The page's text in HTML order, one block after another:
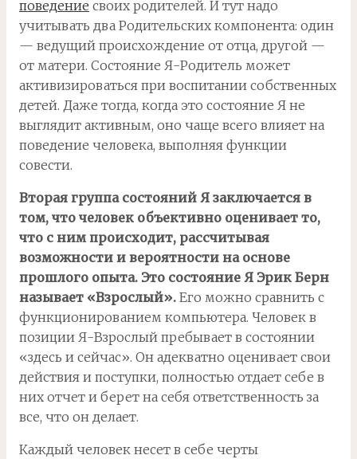
поведение своих родителей. И тут надо
учитывать два Родительских компонента: один
— ведущий происхождение от отца, другой —
от матери. Состояние Я-Родитель может
активизироваться при воспитании собственных
детей. Даже тогда, когда это состояние Я не
выглядит активным, оно чаще всего влияет на
поведение человека, выполняя функции
совести.
Вторая группа состояний Я заключается в
том, что человек объективно оценивает то,
что с ним происходит, рассчитывая
возможности и вероятности на основе
прошлого опыта. Это состояние Я Эрик Берн
называет «Взрослый». Его можно сравнить с
функционированием компьютера. Человек в
позиции Я-Взрослый пребывает в состоянии
«здесь и сейчас». Он адекватно оценивает свои
действия и поступки, полностью отдает себе в
них отчет и берет на себя ответственность за
все, что он делает.
Каждый человек несет в себе черты